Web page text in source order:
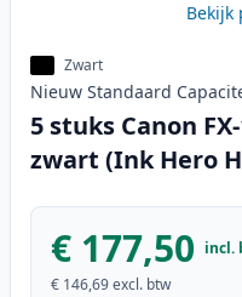
Bekijk
Zwart
Nieuw Standaard
5 stuks Canon
zwart (Ink Hero
€ 177,50 incl.
€ 146,69excl. btw